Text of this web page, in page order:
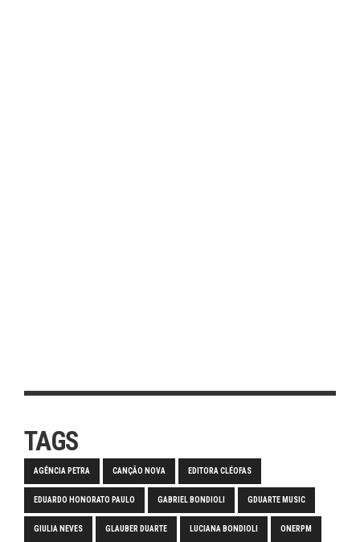
TAGS
AGÊNCIA PETRA CANÇÃO NOVA EDITORA CLÉOFAS
EDUARDO HONORATO PAULO GABRIEL BONDIOLI GDUARTE MUSIC
GIULIA NEVES GLAUBER DUARTE LUCIANA BONDIOLI ONERPM